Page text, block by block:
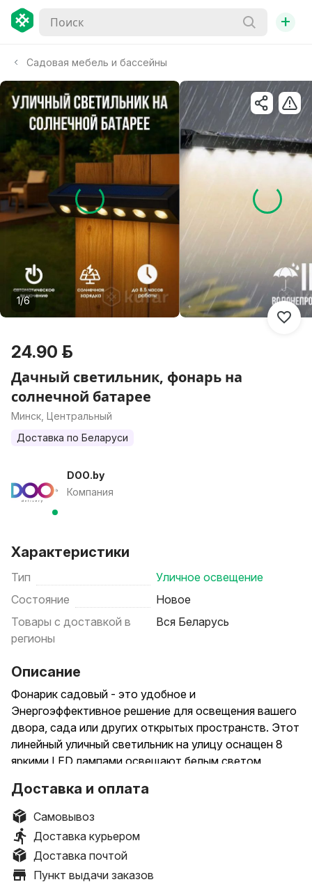
+
Садовая мебель и бассейны
1/6
24.90 р.
Дачный светильник, фонарь на
солнечной батарее
Минск, Центральный
Доставка по Беларуси
DOO.by
Компания
Характеристики
Тип
Уличное освещение
Состояние
Новое
Товары с доставкой в
регионы
Вся Беларусь
Описание
Фонарик садовый - это удобное и
Энергоэффективное решение для освещения вашего
двора, сада или других открытых пространств. Этот
линейный уличный светильник на улицу оснащен 8
яркими LED лампами освещают белым светом,
освещения большой площади. Можно осветить
вывиску на улице , номер дома и улицы , так же
красиво будет смотреться на стене при входе в
любое помещение. Основным источником питания
для этого настенного светильника на дачу является
солнечная батарея. Благодаря этому, вы можете
Доставка и оплата
Самовывоз
Доставка курьером
Доставка почтой
Пункт выдачи заказов